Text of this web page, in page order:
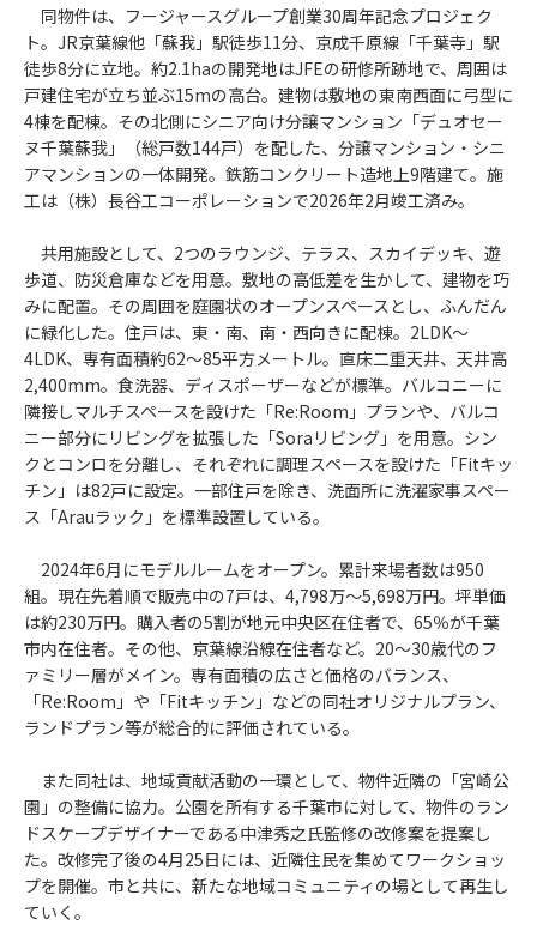
同物件は、フージャースグループ創業30周年記念プロジェク
ト。JR京葉線他「蘇我」駅徒歩11分、京成千原線「千葉寺」駅
徒歩8分に立地。約2.1haの開発地はJFEの研修所跡地で、周囲は
戸建住宅が立ち並ぶ15mの高台。建物は敷地の東南西面に弓型に
4棟を配棟。その北側にシニア向け分譲マンション「デュオセー
ヌ千葉蘇我」（総戸数144戸）を配した、分譲マンション・シニ
アマンションの一体開発。鉄筋コンクリート造地上9階建て。施
工は（株）長谷工コーポレーションで2026年2月竣工済み。
共用施設として、2つのラウンジ、テラス、スカイデッキ、遊
歩道、防災倉庫などを用意。敷地の高低差を生かして、建物を巧
みに配置。その周囲を庭園状のオープンスペースとし、ふんだん
に緑化した。住戸は、東・南、南・西向きに配棟。2LDK〜
4LDK、専有面積約62〜85平方メートル。直床二重天井、天井高
2,400mm。食洗器、ディスポーザーなどが標準。バルコニーに
隣接しマルチスペースを設けた「Re:Room」プランや、バルコ
ニー部分にリビングを拡張した「Soraリビング」を用意。シン
クとコンロを分離し、それぞれに調理スペースを設けた「Fitキッ
チン」は82戸に設定。一部住戸を除き、洗面所に洗濯家事スペー
ス「Arauラック」を標準設置している。
2024年6月にモデルルームをオープン。累計来場者数は950
組。現在先着順で販売中の7戸は、4,798万〜5,698万円。坪単価
は約230万円。購入者の5割が地元中央区在住者で、65％が千葉
市内在住者。その他、京葉線沿線在住者など。20〜30歳代のフ
ァミリー層がメイン。専有面積の広さと価格のバランス、
「Re:Room」や「Fitキッチン」などの同社オリジナルプラン、
ランドプラン等が総合的に評価されている。
また同社は、地域貢献活動の一環として、物件近隣の「宮崎公
園」の整備に協力。公園を所有する千葉市に対して、物件のラン
ドスケープデザイナーである中津秀之氏監修の改修案を提案し
た。改修完了後の4月25日には、近隣住民を集めてワークショッ
プを開催。市と共に、新たな地域コミュニティの場として再生し
ていく。